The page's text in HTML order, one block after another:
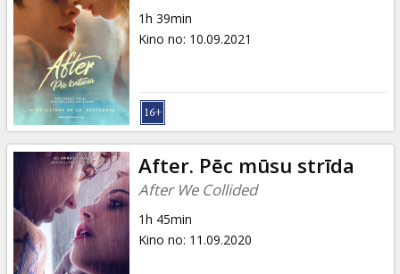
1h 39min
Kino no: 10.09.2021
After. Pēc mūsu strīda
After We Collided
1h 45min
Kino no: 11.09.2020